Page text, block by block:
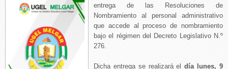
entrega de las Resoluciones de
Nombramiento al personal administrativo
que accede al proceso de nombramiento
bajo el régimen del Decreto Legislativo N.º
276.
Dicha entrega se realizará eldía lunes, 9